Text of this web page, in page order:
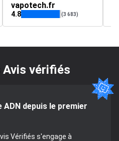
vapotech.fr
4.8 (3 683)
Avis vérifiés
depuis le premier
Vérifiés s'engage à